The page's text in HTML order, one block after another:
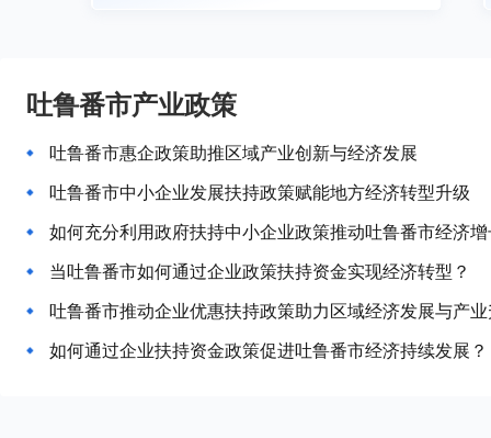
吐鲁番市产业政策
吐鲁番市惠企政策助推区域产业创新与经济发展
吐鲁番市中小企业发展扶持政策赋能地方经济转型升级
如何充分利用政府扶持中小企业政策推动吐鲁番市经济
当吐鲁番市如何通过企业政策扶持资金实现经济转型？
吐鲁番市推动企业优惠扶持政策助力区域经济发展与产
如何通过企业扶持资金政策促进吐鲁番市经济持续发展？